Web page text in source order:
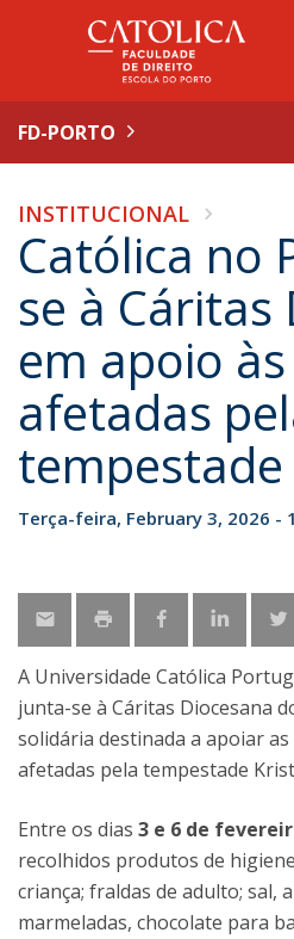
FD-PORTO
INSTITUCIONAL
Católica no
se à Cáritas
em apoio
afetadas
Terça-feira, February 3, 2026 -
A Universidade Católica
junta-se à Cáritas Diocesana
solidária destinada a apoiar
afetadas pela tempestade
Entre os dias 3 e 6 de
recolhidos produtos de
criança; fraldas de adulto; sal,
marmeladas, chocolate para